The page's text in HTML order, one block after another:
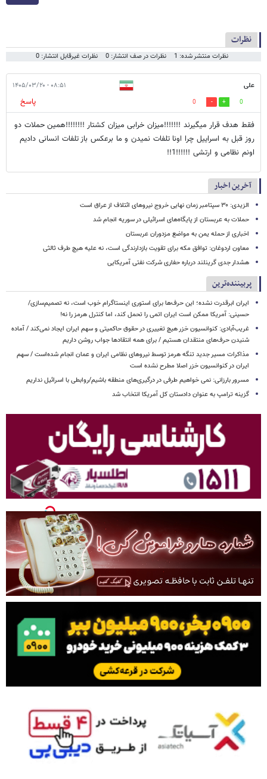
نظرات
نظرات منتشر شده: 1 نظرات در صف انتشار: 0 نظرات غیرقابل انتشار: 0
علی ۰۸:۵۱ - ۱۴۰۵/۰۳/۲۰
0
0
پاسخ
فقط هدف قرار میگیرند !!!!!!!میزان خرابی میزان کشتار !!!!!!!!همین حملات دو
روز قبل به اسراییل چرا اونا تلفات نمیدن و ما برعکس باز تلفات انسانی دادیم
اونم نظامی و ارتشی !!!!!!1!!
آخرین اخبار
الزیدی: ۳۰ سپتامبر زمان نهایی خروج نیروهای ائتلاف از عراق است
حملات به عربستان از پایگاه‌های اسرائیلی در سوریه انجام شد
اخباری از حمله یمن به مواضع مزدوران عربستان
معاون اردوغان: توافق مکه برای تقویت بازدارندگی است، نه علیه هیچ طرف ثالثی
هشدار جدی گرینلند درباره حفاری شرکت نفتی آمریکایی
پربیننده‌ترین
ایران ابرقدرت نشده؛ این حرف‌ها برای استوری اینستاگرام خوب است، نه تصمیم‌سازی/
حسینی: آمریکا ممکن است ایران اتمی را تحمل کند، اما کنترل هرمز را نه!
غریب‌آبادی: کنوانسیون خزر هیچ تغییری در حقوق حاکمیتی و سهم ایران ایجاد نمی‌کند / آماده
شنیدن حرف‌های منتقدان هستیم / برای همه انتقادها جواب روشن داریم
مذاکرات مسیر جدید تنگه هرمز توسط نیروهای نظامی ایران و عمان انجام شده‌است / سهم
ایران در کنوانسیون خزر اصلا مطرح نشده است
مسرور بارزانی: نمی خواهیم طرفی در درگیری‌های منطقه باشیم/روابطی با اسرائیل نداریم
گزینه ترامپ به عنوان دادستان کل آمریکا انتخاب شد